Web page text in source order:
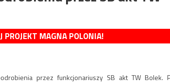
PROJEKT MAGNA POLONIA!
przez funkcjonariuszy SB akt TW Bolek.